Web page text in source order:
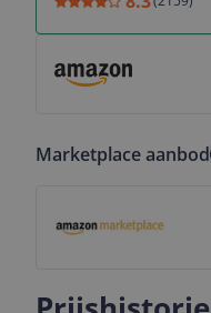
Marketplace aanbod